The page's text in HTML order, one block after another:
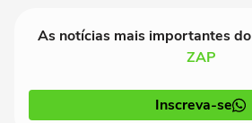
As notícias mais importantes
ZAP
Inscreva-se